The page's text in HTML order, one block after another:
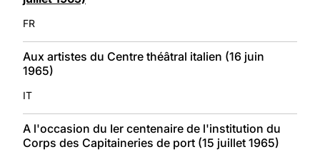
FR
Aux artistes du Centre théâtral italien (16 juin
1965)
IT
A l'occasion du Ier centenaire de l'institution du
Corps des Capitaineries de port (15 juillet 1965)